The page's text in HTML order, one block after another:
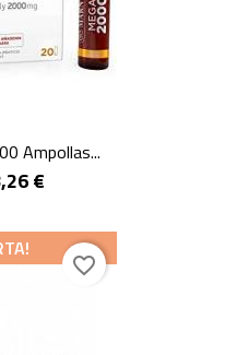
Ampollas...
€
favorite_border